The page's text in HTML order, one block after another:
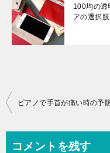
100均の透
アの選択肢
投
コメントを残す